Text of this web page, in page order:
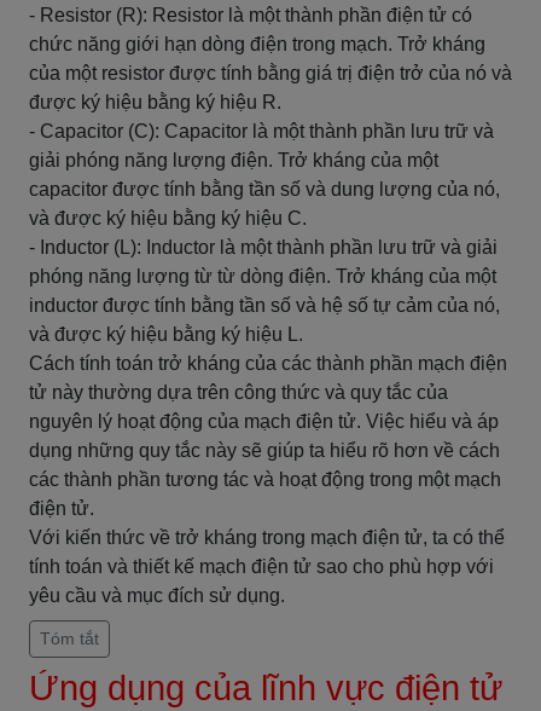
- Resistor (R): Resistor là một thành phần điện tử có
chức năng giới hạn dòng điện trong mạch. Trở kháng
của một resistor được tính bằng giá trị điện trở của nó và
được ký hiệu bằng ký hiệu R.
- Capacitor (C): Capacitor là một thành phần lưu trữ và
giải phóng năng lượng điện. Trở kháng của một
capacitor được tính bằng tần số và dung lượng của nó,
và được ký hiệu bằng ký hiệu C.
- Inductor (L): Inductor là một thành phần lưu trữ và giải
phóng năng lượng từ từ dòng điện. Trở kháng của một
inductor được tính bằng tần số và hệ số tự cảm của nó,
và được ký hiệu bằng ký hiệu L.
Cách tính toán trở kháng của các thành phần mạch điện
tử này thường dựa trên công thức và quy tắc của
nguyên lý hoạt động của mạch điện tử. Việc hiểu và áp
dụng những quy tắc này sẽ giúp ta hiểu rõ hơn về cách
các thành phần tương tác và hoạt động trong một mạch
điện tử.
Với kiến thức về trở kháng trong mạch điện tử, ta có thể
tính toán và thiết kế mạch điện tử sao cho phù hợp với
yêu cầu và mục đích sử dụng.
Tóm tắt
Ứng dụng của lĩnh vực điện tử